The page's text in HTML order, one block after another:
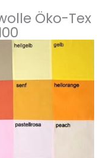
Öko-Tex